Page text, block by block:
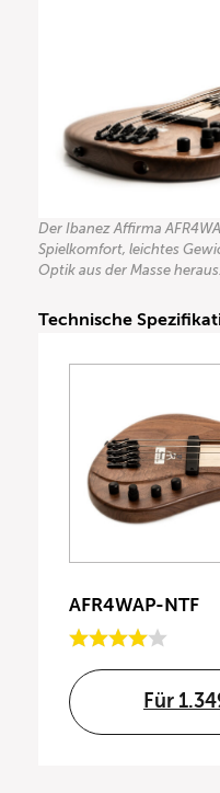
Der Ibanez Affirma
Spielkomfort, leichtes
Optik aus der Masse heraus.
Technische
AFR4WAP-NTF
Für